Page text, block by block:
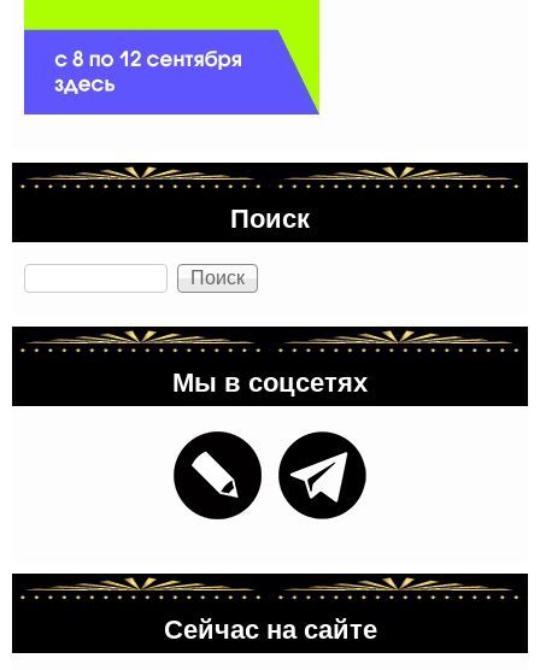
Поиск
Поиск
Мы в соцсетях
Сейчас на сайте